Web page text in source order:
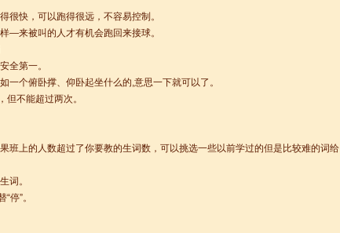
参加汉语考试了
很快，可以跑得很远，不容易控制。
—来被叫的人才有机会跑回来接球。
全第一。
一个俯卧撑、仰卧起坐什么的,意思一下就可以了。
不能超过两次。
班上的人数超过了你要教的生词数，可以挑选一些以前学过的但是比较难的词给
词。
停”。